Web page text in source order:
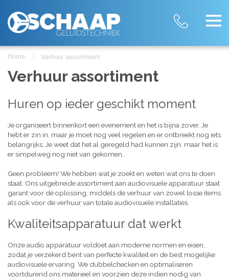
Home Verhuur assortiment
Verhuur assortiment
Huren op ieder geschikt moment
Je organiseert binnenkort een evenement en het is bijna zover. Je
hebt er zin in, maar je moet nog veel regelen en er ontbreekt nog iets
belangrijks. Je weet dat het al geregeld had kunnen zijn, maar het is
er simpelweg nog niet van gekomen..
Geen probleem! We hebben wat je zoekt en weten wat ons te doen
staat. Ons uitgebreide assortiment aan audiovisuele apparatuur staat
garant voor dé oplossing, middels de verhuur van zowel losse items
als ook voor de verhuur van totale audiovisuele installaties.
Kwaliteitsapparatuur dat werkt
Onze audio apparatuur voldoet aan moderne normen en eisen,
zodat je verzekerd bent van perfecte kwaliteit en de best mogelijke
audiovisuele ervaring. We dubbelchecken en optimaliseren
voortdurend ons materieel en voorzien deze indien nodig van